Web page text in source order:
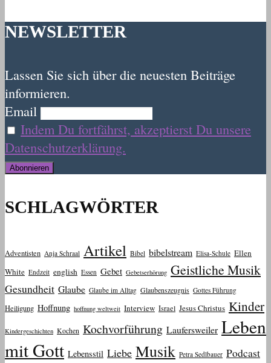
NEWSLETTER
Lassen Sie sich über die neuesten Beiträge
informieren.
Email
Indem Du fortfährst, akzeptierst Du unsere
Datenschutzerklärung.
SCHLAGWÖRTER
Adventisten Anja Schraal Artikel Bibel bibelstream Elisa-Schule Ellen
White Endzeit english Essen Gebet Gebetserhörung Geistliche Musik
Gesundheit Glaube Glaube im Alltag Glaubenszeugnis Gottes Führung
Heiligung Hoffnung hoffnung weltweit Interview Israel Jesus Christus Kinder
Kindergeschichten Kochen Kochvorführung Laufersweiler Leben
mit Gott Lebensstil Liebe Musik Petra Sedlbauer Podcast